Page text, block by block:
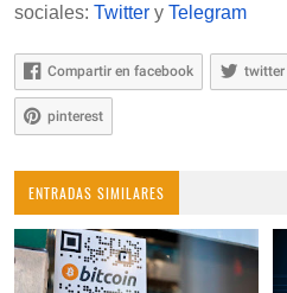
sociales: Twitter y Telegram
Compartir en facebook twitter
pinterest
ENTRADAS SIMILARES